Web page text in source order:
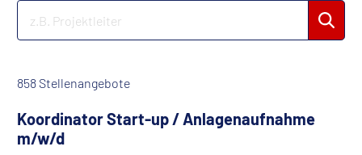
858 Stellenangebote
Koordinator Start-up / Anlagenaufnahme
m/w/d